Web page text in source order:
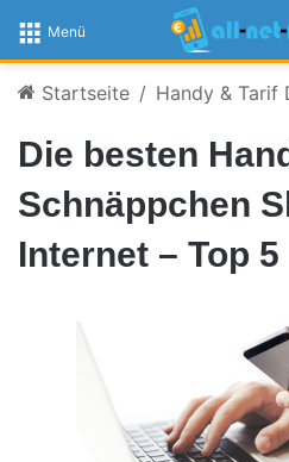
Menü
Startseite / Handy & Tarif
Die besten
Schnäppchen
Internet – Top 5